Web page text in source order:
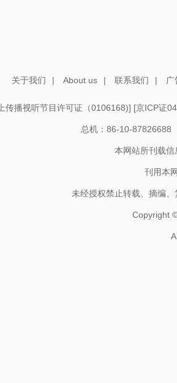
关于我们 | About us | 联系我们 |
传播视听节目许可证（0106168)] [京ICP证
总机：86-10-87826688
本网站所刊载
刊用本
未经授权禁止转载、摘编
Copyright